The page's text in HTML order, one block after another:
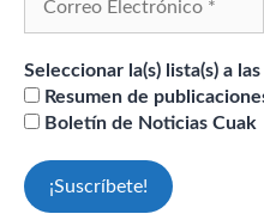
Seleccionar la(s) lista(s) a
Resumen de
Boletín de Noticias Cuak